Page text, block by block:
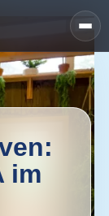
im